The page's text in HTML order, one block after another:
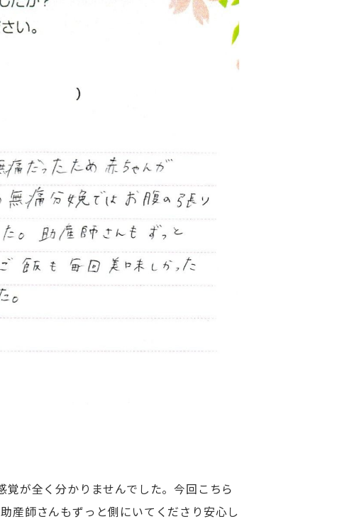
が全く分かりませんでした。今回こちら
産師さんもずっと側にいてくださり安心し